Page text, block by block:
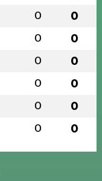
0 0
0 0
0 0
0 0
0 0
0 0